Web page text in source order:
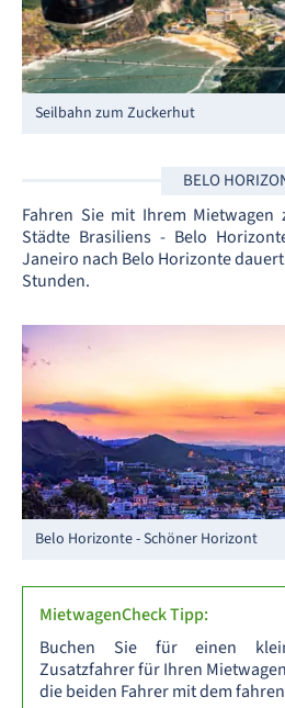
Seilbahn zum Zuckerhut
BELO
Fahren Sie mit Ihrem
Städte Brasiliens - Belo
Janeiro nach Belo Horizonte
Stunden.
Belo Horizonte - Schöner Horizont
MietwagenCheck Tipp:
Buchen Sie für einen
Zusatzfahrer für Ihren
die beiden Fahrer mit dem